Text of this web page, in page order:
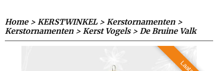
Home> KERSTWINKEL> Kerstornamenten>
Kerstornamenten> Kerst Vogels> De Bruine Valk